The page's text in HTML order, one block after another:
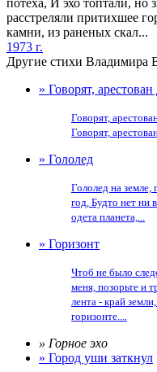
потеха, И эхо топтали, но
расстреляли притихшее
камни, из раненых скал...
1973 г.
Другие стихи Владимира
» Говорят,
Говорят,
Говорят,
» Гололед
Гололед на земле,
год, Будто нет ни
одета планета,...
» Горизонт
Чтоб не было
меня, позорьте и
лента - край
горизонте....
» Горное эхо
» Город уши заткнул